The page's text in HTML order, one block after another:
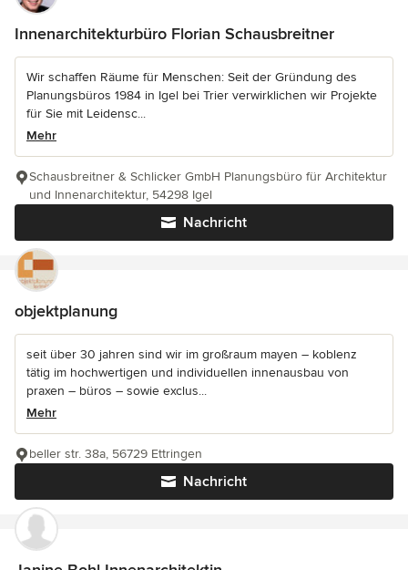
Innenarchitekturbüro Florian Schausbreitner
Wir schaffen Räume für Menschen: Seit der Gründung des
Planungsbüros 1984 in Igel bei Trier verwirklichen wir Projekte
für Sie mit Leidensc...
Mehr
Nachricht
Schausbreitner & Schlicker GmbH Planungsbüro für Architektur
und Innenarchitektur, 54298 Igel
objektplanung
seit über 30 jahren sind wir im großraum mayen – koblenz
tätig im hochwertigen und individuellen innenausbau von
praxen – büros – sowie exclus...
Mehr
Nachricht
beller str. 38a, 56729 Ettringen